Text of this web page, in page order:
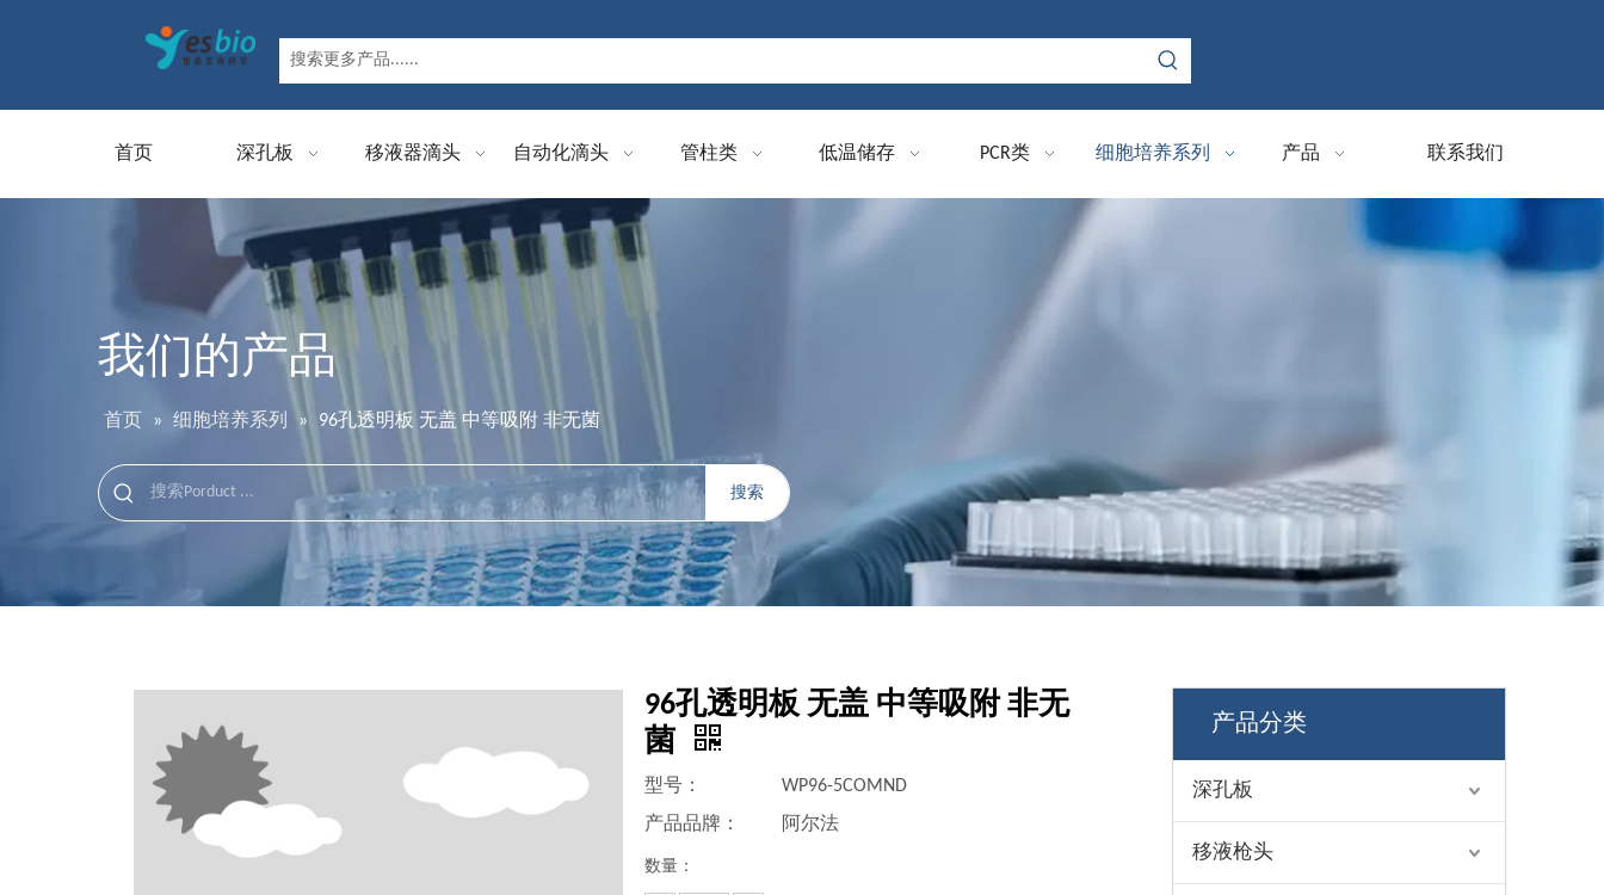
首页 深孔板 移液器滴头 自动化滴头 管柱类 低温储存 PCR类 细胞培养系列 产品 联系我们
我们的产品
首页 » 细胞培养系列 » 96孔透明板 无盖 中等吸附 非无菌
搜索
96孔透明板 无盖 中等吸附 非无
菌
型号：
WP96-5COMND
产品品牌：
阿尔法
数量：
产品分类
深孔板
移液枪头